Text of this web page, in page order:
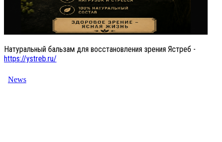
Натуральный бальзам для восстановления зрения Ястреб -
https://ystreb.ru/